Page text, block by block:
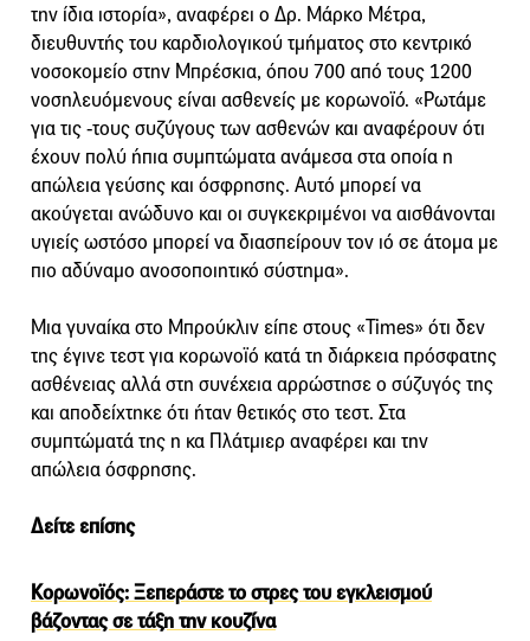
την ίδια ιστορία», αναφέρει ο Δρ. Μάρκο Μέτρα,
διευθυντής του καρδιολογικού τμήματος στο κεντρικό
νοσοκομείο στην Μπρέσκια, όπου 700 από τους 1200
νοσηλευόμενους είναι ασθενείς με κορωνοϊό. «Ρωτάμε
για τις -τους συζύγους των ασθενών και αναφέρουν ότι
έχουν πολύ ήπια συμπτώματα ανάμεσα στα οποία η
απώλεια γεύσης και όσφρησης. Αυτό μπορεί να
ακούγεται ανώδυνο και οι συγκεκριμένοι να αισθάνονται
υγιείς ωστόσο μπορεί να διασπείρουν τον ιό σε άτομα με
πιο αδύναμο ανοσοποιητικό σύστημα».
Μια γυναίκα στο Μπρούκλιν είπε στους «Times» ότι δεν
της έγινε τεστ για κορωνοϊό κατά τη διάρκεια πρόσφατης
ασθένειας αλλά στη συνέχεια αρρώστησε ο σύζυγός της
και αποδείχτηκε ότι ήταν θετικός στο τεστ. Στα
συμπτώματά της η κα Πλάτμιερ αναφέρει και την
απώλεια όσφρησης.
Δείτε επίσης
Κορωνοϊός: Ξεπεράστε το στρες του εγκλεισμού
βάζοντας σε τάξη την κουζίνα